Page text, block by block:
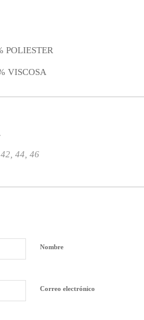
POLIESTER
VISCOSA
44, 46
Nombre
Correo electrónico